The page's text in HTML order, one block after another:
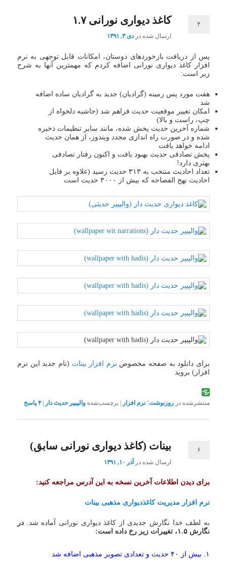
کاغذ دیواری نورانی ۱.۷
ارسال شده دردی ۳, ۱۳۹۱
۴
پس از دریافت بازخوردهای دوستان، امکانات قابل توجهی به نرم
افزار کاغذ دیواری نورانی اضافه کردم که مهمترین آنها به شرح
زیر است:
هفت مورد پس زمینه (گرادیان) جدید به گرادیان ساده اضافه
شد
امکان تغییر موقعیت حدیث فراهم شد (حاشیه دلخواه از
چپ، راست و بالا)
شماره آخرین حدیث پخش شده، مانند سایر تنظیمات ذخیره
شده و در صورت راه اندازی مجدد ویندوز، از همان حدیث
ادامه خواهد یافت
پخش تصادفی حدیث بهبود یافت و اکنون رفتار تصادفی
بهتری دارد!
تعداد احادیث منتخب به ۳۱۳ حدیث رسید (علاوه بر فایل
احادیث نهج الفصاحه که بیش از ۳۰۰۰ حدیث است
برای دانلود به صفحه مخصوص نرم افزار بینات (نام جدید این نرم
افزار) بروید
منتشرشده در روزنوشت٬ نرم افزار |برچسب‌شده والپیپر حدیث دار |۴پاسخ
بینات (کاغذ دیواری نورانی سابق)
ارسال شده درآذر ۱۰, ۱۳۹۱
۶
برای دیدن اطلاعات آخرین نسخه به این آدرس مراجعه کنید:
نرم افزار مدیریت کاغذدیواری مذهبی بینات
به لطف خدا نگارش جدیدی از کاغذ دیواری نورانی آماده شد. در
نگارش ۱.۵، تغییرات زیر رخ داده است:
۱. بیش از ۴۰ حدیث و تعدادی تصویر مذهبی اضافه شد